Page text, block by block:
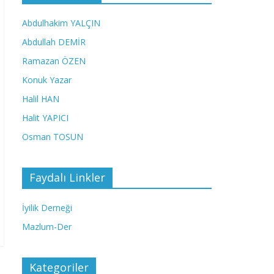
Abdulhakim YALÇIN
Abdullah DEMİR
Ramazan ÖZEN
Konuk Yazar
Halil HAN
Halit YAPICI
Osman TOSUN
Faydalı Linkler
İyilik Derneği
Mazlum-Der
Kategoriler